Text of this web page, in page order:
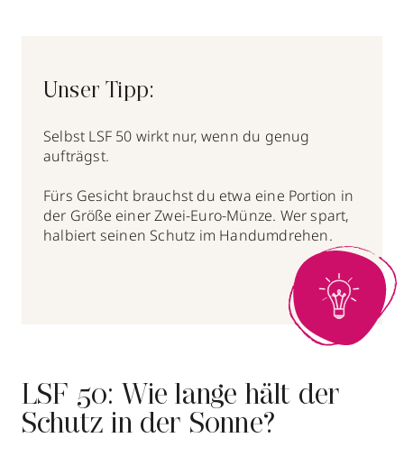
Unser Tipp:
Selbst LSF 50 wirkt nur, wenn du genug
aufträgst.
Fürs Gesicht brauchst du etwa eine Portion in
der Größe einer Zwei-Euro-Münze. Wer spart,
halbiert seinen Schutz im Handumdrehen.
LSF 50: Wie lange hält der
Schutz in der Sonne?